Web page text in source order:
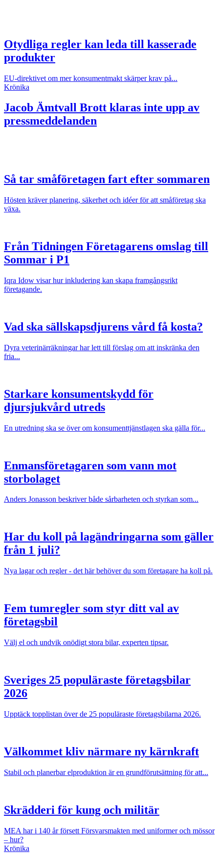
Otydliga regler kan leda till kasserade
produkter
EU-direktivet om mer konsumentmakt skärper krav på...
Krönika
Jacob Ämtvall Brott klaras inte upp av
pressmeddelanden
Så tar småföretagen fart efter sommaren
Hösten kräver planering, säkerhet och idéer för att småföretag ska
växa.
Från Tidningen Företagarens omslag till
Sommar i P1
Iqra Idow visar hur inkludering kan skapa framgångsrikt
företagande.
Vad ska sällskapsdjurens vård få kosta?
Dyra veterinärräkningar har lett till förslag om att inskränka den
fria...
Starkare konsumentskydd för
djursjukvård utreds
En utredning ska se över om konsumenttjänstlagen ska gälla för...
Enmansföretagaren som vann mot
storbolaget
Anders Jonasson beskriver både sårbarheten och styrkan som...
Har du koll på lagändringarna som gäller
från 1 juli?
Nya lagar och regler - det här behöver du som företagare ha koll på.
Fem tumregler som styr ditt val av
företagsbil
Välj el och undvik onödigt stora bilar, experten tipsar.
Sveriges 25 populäraste företagsbilar
2026
Upptäck topplistan över de 25 populäraste företagsbilarna 2026.
Välkommet kliv närmare ny kärnkraft
Stabil och planerbar elproduktion är en grundförutsättning för att...
Skrädderi för kung och militär
MEA har i 140 år försett Försvarsmakten med uniformer och mössor
– hur?
Krönika